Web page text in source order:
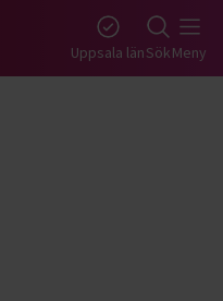
Uppsala länSökMeny